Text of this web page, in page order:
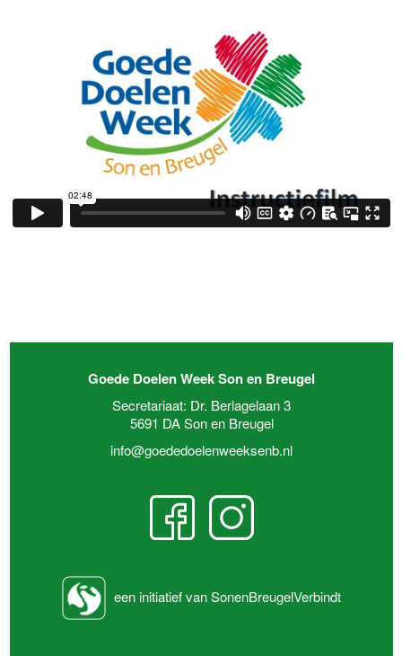
Goede Doelen Week Son en Breugel
Secretariaat: Dr. Berlagelaan 3
5691 DA Son en Breugel
info@goededoelenweeksenb.nl
een initiatief van SonenBreugelVerbindt